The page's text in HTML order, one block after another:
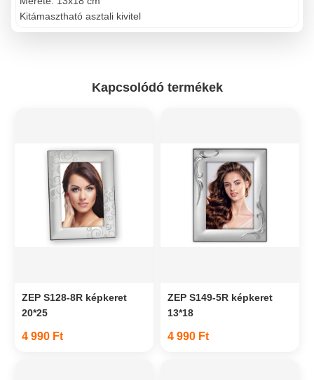
Kitámasztható asztali kivitel
Kapcsolódó termékek
ZEP S128-8R képkeret
20*25
4 990 Ft
ZEP S149-5R képkeret
13*18
4 990 Ft